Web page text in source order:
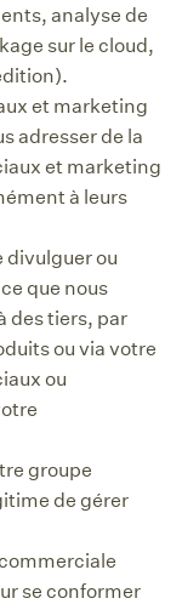
analyse de
sur le cloud,
et marketing
adresser de la
et marketing
à leurs
divulguer ou
que nous
des tiers, par
ou via votre
ou
groupe
de gérer
se conformer